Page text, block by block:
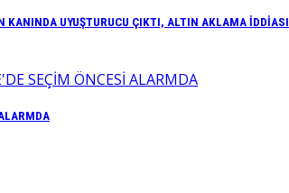
KANINDA UYUŞTURUCU ÇIKTI, ALTIN AKLAMA İDDİASI